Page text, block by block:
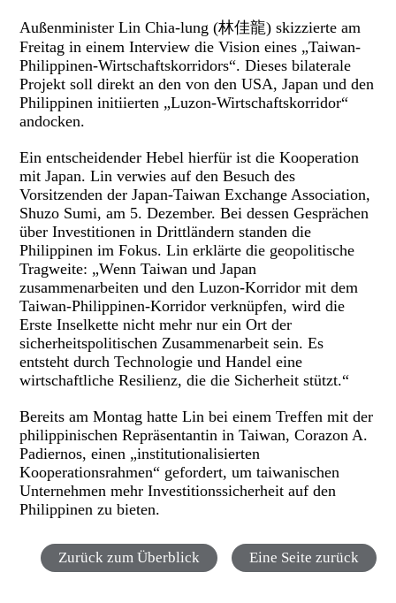
Außenminister Lin Chia-lung (林佳龍) skizzierte am
Freitag in einem Interview die Vision eines „Taiwan-
Philippinen-Wirtschaftskorridors“. Dieses bilaterale
Projekt soll direkt an den von den USA, Japan und den
Philippinen initiierten „Luzon-Wirtschaftskorridor“
andocken.
Ein entscheidender Hebel hierfür ist die Kooperation
mit Japan. Lin verwies auf den Besuch des
Vorsitzenden der Japan-Taiwan Exchange Association,
Shuzo Sumi, am 5. Dezember. Bei dessen Gesprächen
über Investitionen in Drittländern standen die
Philippinen im Fokus. Lin erklärte die geopolitische
Tragweite: „Wenn Taiwan und Japan
zusammenarbeiten und den Luzon-Korridor mit dem
Taiwan-Philippinen-Korridor verknüpfen, wird die
Erste Inselkette nicht mehr nur ein Ort der
sicherheitspolitischen Zusammenarbeit sein. Es
entsteht durch Technologie und Handel eine
wirtschaftliche Resilienz, die die Sicherheit stützt.“
Bereits am Montag hatte Lin bei einem Treffen mit der
philippinischen Repräsentantin in Taiwan, Corazon A.
Padiernos, einen „institutionalisierten
Kooperationsrahmen“ gefordert, um taiwanischen
Unternehmen mehr Investitionssicherheit auf den
Philippinen zu bieten.
Zurück zum Überblick Eine Seite zurück